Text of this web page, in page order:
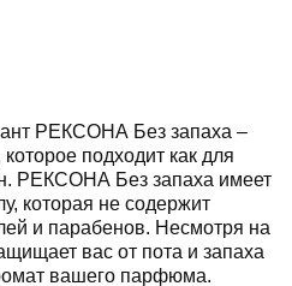
РЕКСОНА Без запаха –
подходит как для
РЕКСОНА Без запаха имеет
которая не содержит
и парабенов. Несмотря на
вас от пота и запаха
вашего парфюма.